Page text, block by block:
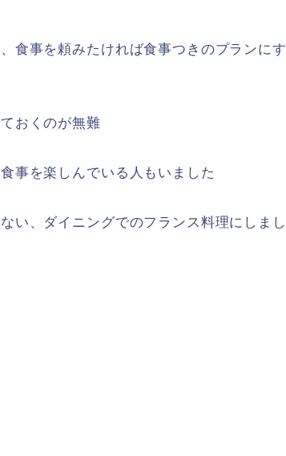
食事を頼みたければ食事つきのプランにす
おくのが無難
事を楽しんでいる人もいました
い、ダイニングでのフランス料理にしまし